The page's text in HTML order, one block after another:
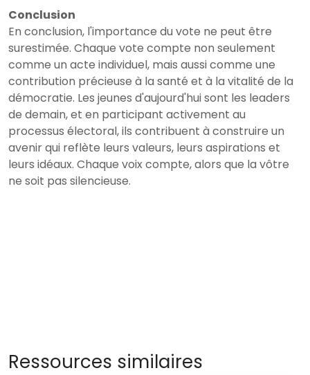
Conclusion
En conclusion, l'importance du vote ne peut être
surestimée. Chaque vote compte non seulement
comme un acte individuel, mais aussi comme une
contribution précieuse à la santé et à la vitalité de la
démocratie. Les jeunes d'aujourd'hui sont les leaders
de demain, et en participant activement au
processus électoral, ils contribuent à construire un
avenir qui reflète leurs valeurs, leurs aspirations et
leurs idéaux. Chaque voix compte, alors que la vôtre
ne soit pas silencieuse.
Ressources similaires